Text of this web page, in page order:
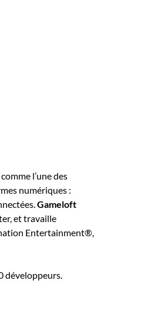
l’une des
numériques :
Gameloft
et travaille
Entertainment®,
développeurs.